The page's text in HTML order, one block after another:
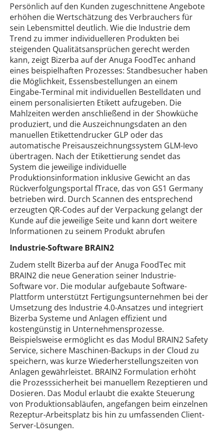
Persönlich auf den Kunden zugeschnittene Angebote
erhöhen die Wertschätzung des Verbrauchers für
sein Lebensmittel deutlich. Wie die Industrie dem
Trend zu immer individuelleren Produkten bei
steigenden Qualitätsansprüchen gerecht werden
kann, zeigt Bizerba auf der Anuga FoodTec anhand
eines beispielhaften Prozesses: Standbesucher haben
die Möglichkeit, Essensbestellungen an einem
Eingabe-Terminal mit individuellen Bestelldaten und
einem personalisierten Etikett aufzugeben. Die
Mahlzeiten werden anschließend in der Showküche
produziert, und die Auszeichnungsdaten an den
manuellen Etikettendrucker GLP oder das
automatische Preisauszeichnungssystem GLM-Ievo
übertragen. Nach der Etikettierung sendet das
System die jeweilige individuelle
Produktionsinformation inklusive Gewicht an das
Rückverfolgungsportal fTrace, das von GS1 Germany
betrieben wird. Durch Scannen des entsprechend
erzeugten QR-Codes auf der Verpackung gelangt der
Kunde auf die jeweilige Seite und kann dort weitere
Informationen zu seinem Produkt abrufen
Industrie-Software BRAIN2
Zudem stellt Bizerba auf der Anuga FoodTec mit
BRAIN2 die neue Generation seiner Industrie-
Software vor. Die modular aufgebaute Software-
Plattform unterstützt Fertigungsunternehmen bei der
Umsetzung des Industrie 4.0-Ansatzes und integriert
Bizerba Systeme und Anlagen effizient und
kostengünstig in Unternehmensprozesse.
Beispielsweise ermöglicht es das Modul BRAIN2 Safety
Service, sichere Maschinen-Backups in der Cloud zu
speichern, was kurze Wiederherstellungszeiten von
Anlagen gewährleistet. BRAIN2 Formulation erhöht
die Prozesssicherheit bei manuellem Rezeptieren und
Dosieren. Das Modul erlaubt die exakte Steuerung
von Produktionsabläufen, angefangen beim einzelnen
Rezeptur-Arbeitsplatz bis hin zu umfassenden Client-
Server-Lösungen.